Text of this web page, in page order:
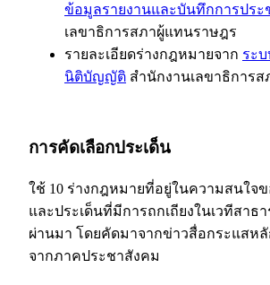
ข้อมูลรายงานและบันทึกการประ
เลขาธิการสภาผู้แทนราษฎร
รายละเอียดร่างกฎหมายจาก ระ
นิติบัญญัติ สำนักงานเลขาธิการ
การคัดเลือกประเด็น
ใช้ 10 ร่างกฎหมายที่อยู่ในความสนใจ
และประเด็นที่มีการถกเถียงในเวทีสาธ
ผ่านมา โดยคัดมาจากข่าวสื่อกระแสห
จากภาคประชาสังคม